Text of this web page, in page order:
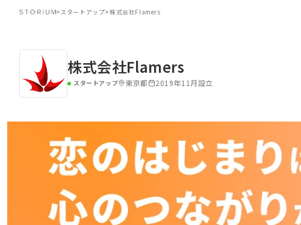
>スタートアップ>株式会社Flamers
株式会社Flamers
スタートアップ 東京都 2019年11月設立